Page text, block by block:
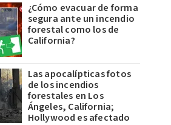
¿Cómo evacuar de forma
segura ante un incendio
forestal como los de
California?
Las apocalípticas fotos
de los incendios
forestales en Los
Ángeles, California;
Hollywood es afectado